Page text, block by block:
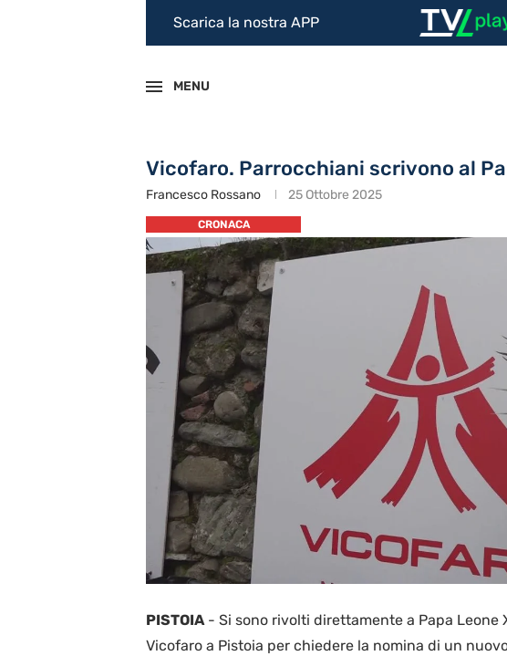
Scarica la nostra APP
MENU
Vicofaro. Parrocchiani scrivono al
Francesco Rossano 25 Ottobre 2025
CRONACA
PISTOIA- Si sono rivolti direttamente a Papa Leone
Vicofaro a Pistoia per chiedere la nomina di un